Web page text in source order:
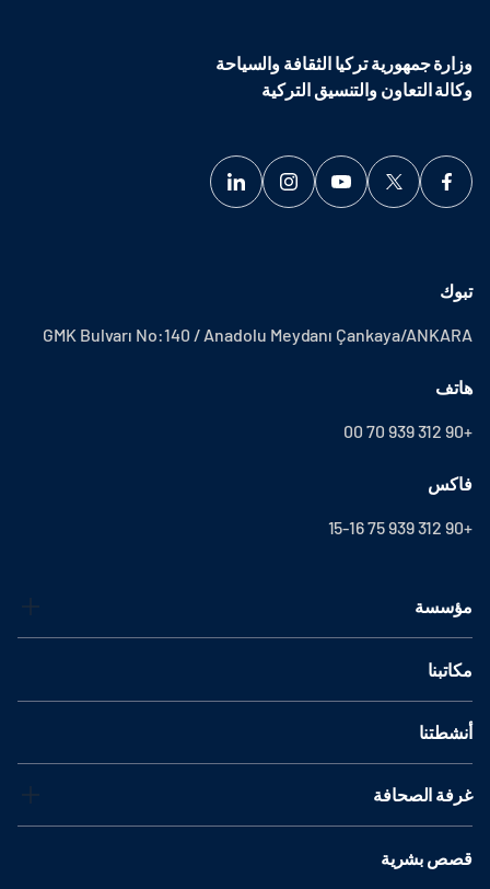
وزارة جمهورية تركيا الثقافة والسياحة
وكالة التعاون والتنسيق التركية
تبوك
GMK Bulvarı No:140 / Anadolu Meydanı Çankaya/ANKARA
هاتف
+90 312 939 70 00
فاكس
+90 312 939 75 15-16
مؤسسة
مكاتبنا
أنشطتنا
غرفة الصحافة
قصص بشرية